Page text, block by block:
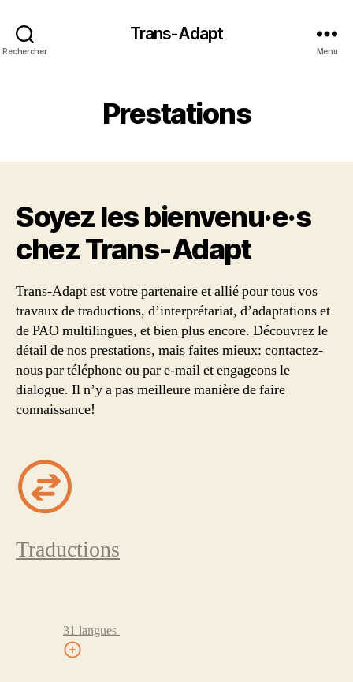
Rechercher
Trans-Adapt
Menu
Prestations
Soyez les bienvenu·e·s
chez Trans‑Adapt
Trans-Adapt est votre partenaire et allié pour tous vos
travaux de traductions, d’interprétariat, d’adaptations et
de PAO multilingues, et bien plus encore. Découvrez le
détail de nos prestations, mais faites mieux: contactez-
nous par téléphone ou par e-mail et engageons le
dialogue. Il n’y a pas meilleure manière de faire
connaissance!
Traductions
31 langues